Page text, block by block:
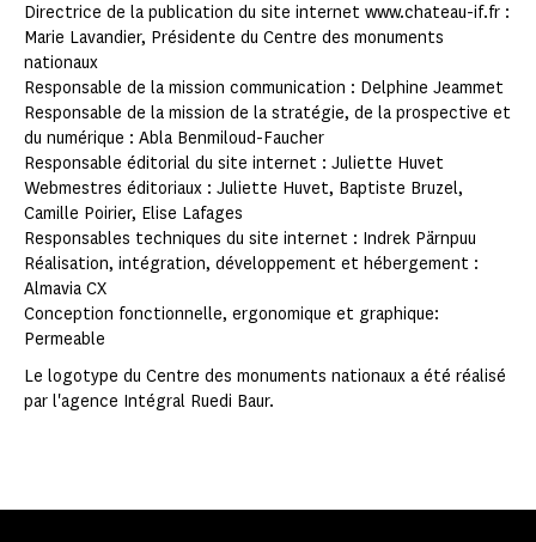
Directrice de la publication du site internet www.chateau-if.fr :
Marie Lavandier, Présidente du Centre des monuments
nationaux
Responsable de la mission communication : Delphine Jeammet
Responsable de la mission de la stratégie, de la prospective et
du numérique : Abla Benmiloud-Faucher
Responsable éditorial du site internet : Juliette Huvet
Webmestres éditoriaux : Juliette Huvet, Baptiste Bruzel,
Camille Poirier, Elise Lafages
Responsables techniques du site internet : Indrek Pärnpuu
Réalisation, intégration, développement et hébergement :
Almavia CX
Conception fonctionnelle, ergonomique et graphique:
Permeable
Le logotype du Centre des monuments nationaux a été réalisé
par l'agence Intégral Ruedi Baur.